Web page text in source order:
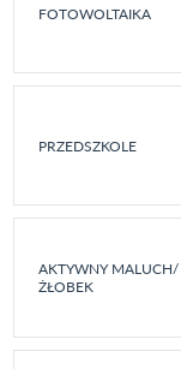
FOTOWOLTAIKA
PRZEDSZKOLE
AKTYWNY MALUCH/
ŻŁOBEK